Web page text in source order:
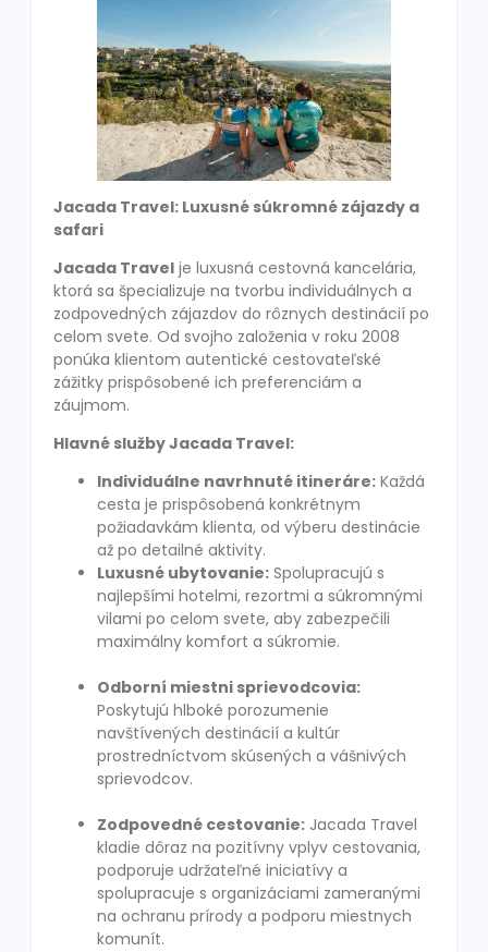
Jacada Travel: Luxusné súkromné zájazdy a
safari
Jacada Travel je luxusná cestovná kancelária,
ktorá sa špecializuje na tvorbu individuálnych a
zodpovedných zájazdov do rôznych destinácií po
celom svete. Od svojho založenia v roku 2008
ponúka klientom autentické cestovateľské
zážitky prispôsobené ich preferenciám a
záujmom.
Hlavné služby Jacada Travel:
Individuálne navrhnuté itineráre: Každá
cesta je prispôsobená konkrétnym
požiadavkám klienta, od výberu destinácie
až po detailné aktivity.
Luxusné ubytovanie: Spolupracujú s
najlepšími hotelmi, rezortmi a súkromnými
vilami po celom svete, aby zabezpečili
maximálny komfort a súkromie.
Odborní miestni sprievodcovia:
Poskytujú hlboké porozumenie
navštívených destinácií a kultúr
prostredníctvom skúsených a vášnivých
sprievodcov.
Zodpovedné cestovanie: Jacada Travel
kladie dôraz na pozitívny vplyv cestovania,
podporuje udržateľné iniciatívy a
spolupracuje s organizáciami zameranými
na ochranu prírody a podporu miestnych
komunít.